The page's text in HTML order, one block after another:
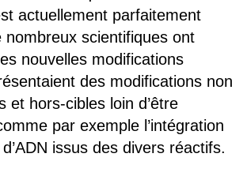
actuellement parfaitement
nombreux scientifiques ont
nouvelles modifications
des modifications non
et hors-cibles loin d’être
par exemple l’intégration
issus des divers réactifs.